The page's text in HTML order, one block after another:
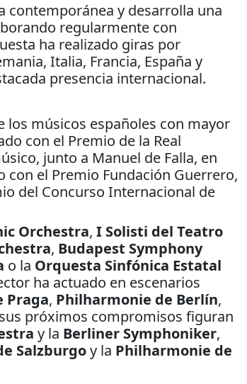
contemporánea y desarrolla una
regularmente con
ha realizado giras por
Italia, Francia, España y
presencia internacional.
los músicos españoles con mayor
con el Premio de la Real
junto a Manuel de Falla, en
el Premio Fundación Guerrero,
del Concurso Internacional de
Orchestra, I Solisti del Teatro
, Budapest Symphony
o la Orquesta Sinfónica Estatal
ha actuado en escenarios
Praga, Philharmonie de Berlín,
próximos compromisos figuran
y la Berliner Symphoniker,
Salzburgoy la Philharmonie de